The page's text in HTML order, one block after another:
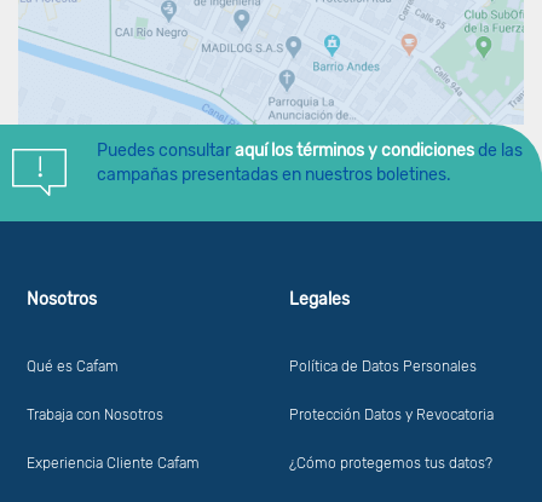
Puedes consultaraquí los términos y condicionesde las
campañas presentadas en nuestros boletines.
Nosotros
Qué es Cafam
Trabaja con Nosotros
Experiencia Cliente Cafam
Legales
Política de Datos Personales
Protección Datos y Revocatoria
¿Cómo protegemos tus datos?